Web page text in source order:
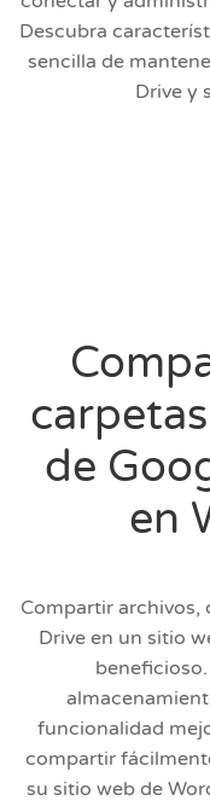
Descubra
sencilla de
Drive y
de
en
Compartir archivos,
Drive en un sitio
funcionalidad
compartir
su sitio web de